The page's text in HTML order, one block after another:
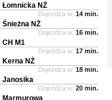
Łomnicka NŻ
Dojeżdża w: 14 min.
Śnieżna NŻ
Dojeżdża w: 16 min.
CH M1
Dojeżdża w: 17 min.
Kerna NŻ
Dojeżdża w: 18 min.
Janosika
Dojeżdża w: 20 min.
Marmurowa